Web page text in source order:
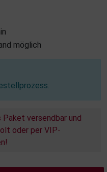
möglich
versendbar und
oder per VIP-